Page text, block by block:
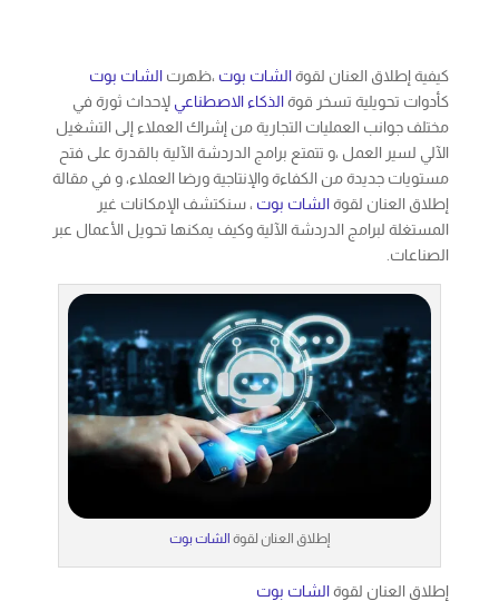
كيفية إطلاق العنان لقوةالشات بوت ،ظهرت الشات بوت
كأدوات تحويلية تسخر قوةالذكاء الاصطناعي لإحداث ثورة في
مختلف جوانب العمليات التجارية من إشراك العملاء إلى التشغيل
الآلي لسير العمل ،و تتمتع برامج الدردشة الآلية بالقدرة على فتح
مستويات جديدة من الكفاءة والإنتاجية ورضا العملاء، و في مقالة
إطلاق العنان لقوةالشات بوت ، سنكتشف الإمكانات غير
المستغلة لبرامج الدردشة الآلية وكيف يمكنها تحويل الأعمال عبر
الصناعات.
إطلاق العنان لقوة الشات بوت
إطلاق العنان لقوةالشات بوت